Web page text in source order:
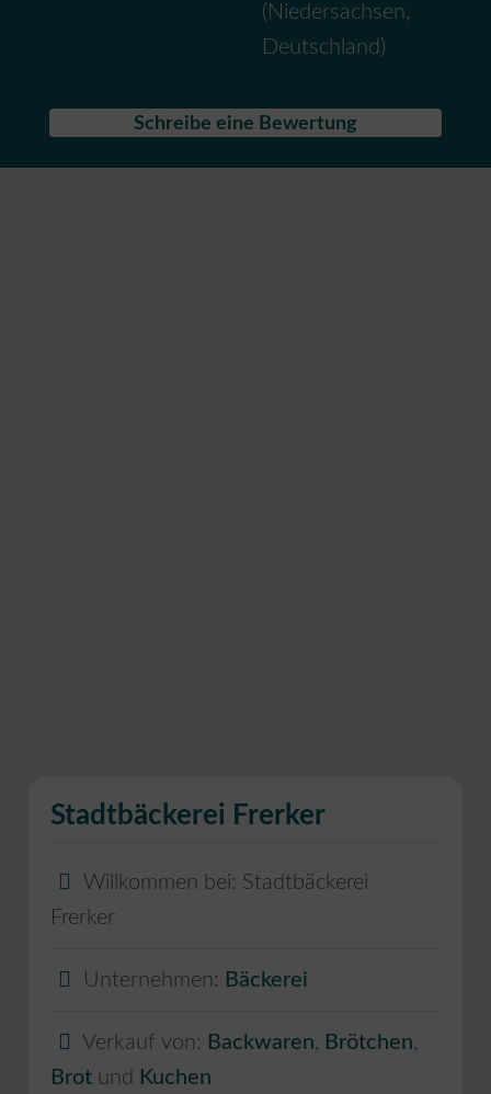
( Niedersachsen,
Deutschland )
Schreibe eine Bewertung
Stadtbäckerei Frerker
Willkommen bei: Stadtbäckerei
Frerker
Unternehmen: Bäckerei
Verkauf von: Backwaren, Brötchen,
Brot und Kuchen